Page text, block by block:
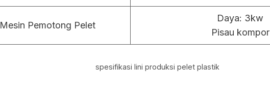
Mesin Pemotong Pelet
Daya: 3kw
Pisau kompor
spesifikasi lini produksi pelet plastik